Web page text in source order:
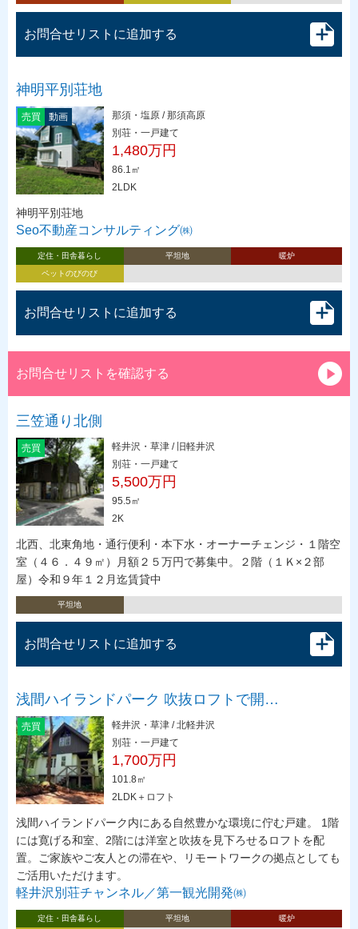
お問合せリストに追加する
神明平別荘地
売買 動画
那須・塩原 / 那須高原
別荘・一戸建て
1,480万円
86.1㎡
2LDK
神明平別荘地
Seo不動産コンサルティング㈱
定住・田舎暮らし 平坦地
暖炉
ペットのびのび
お問合せリストに追加する
お問合せリストを確認する
三笠通り北側
売買
軽井沢・草津 / 旧軽井沢
別荘・一戸建て
5,500万円
95.5㎡
2K
北西、北東角地・通行便利・本下水・オーナーチェンジ・１階空
室（４６．４９㎡）月額２５万円で募集中。２階（１Ｋ×２部
屋）令和９年１２月迄賃貸中
平坦地
お問合せリストに追加する
浅間ハイランドパーク 吹抜ロフトで開…
売買
軽井沢・草津 / 北軽井沢
別荘・一戸建て
1,700万円
101.8㎡
2LDK＋ロフト
浅間ハイランドパーク内にある自然豊かな環境に佇む戸建。 1階
には寛げる和室、2階には洋室と吹抜を見下ろせるロフトを配
置。ご家族やご友人との滞在や、リモートワークの拠点としても
ご活用いただけます。
軽井沢別荘チャンネル／第一観光開発㈱
定住・田舎暮らし 平坦地 暖炉